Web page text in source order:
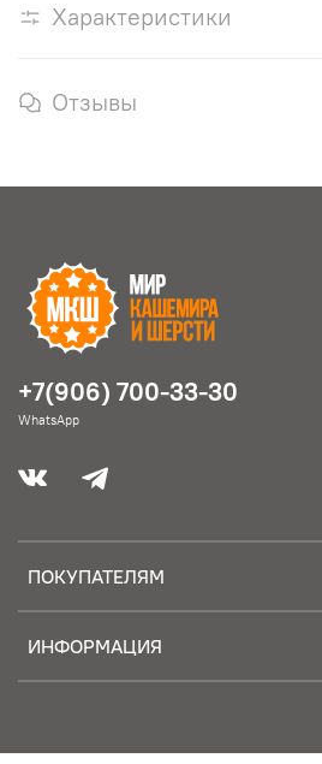
Характеристики
Отзывы
ПОКУПАТЕЛЯМ
ИНФОРМАЦИЯ
+7(906) 700-33-30
WhatsApp